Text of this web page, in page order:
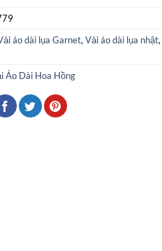
áo dài lụa Garnet, Vải áo dài lụa nhật,
Áo Dài Hoa Hồng